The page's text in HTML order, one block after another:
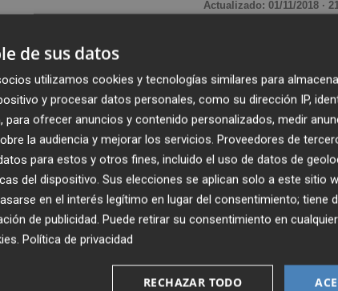
Actualizado: 01/11/2018 ·
de 2018 con un beneficio neto de 59.531
del 23 % con respecto al año anterior, cuando
manzana mordida obtuvieron durante los últimos
a los 9,21 del ejercicio anterior, y la compañía
% más.
la ciudad californiana de Cupertinose
de sus nuevos modelos de ordenador
que anunció sus nuevos teléfonos iPhone XS, XS
doce últimos meses fueron de 72.903 millones de
de 2,72 dólares por título.
de sus datos
utilizamos cookies y tecnologías similares para
y procesar datos personales, como su dirección IP,
para ofrecer anuncios y contenido personalizados, medir
la audiencia y mejorar los servicios. Proveedores de
para estos y otros fines, incluido el uso de datos de
del dispositivo. Sus elecciones se aplican solo a este sitio
en el interés legítimo en lugar del consentimiento; tiene
de publicidad. Puede retirar su consentimiento en
. Política de privacidad
RECHAZAR TODO